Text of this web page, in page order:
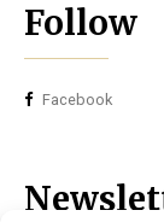
Follow
Facebook